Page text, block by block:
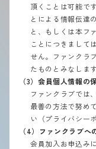
頂くことは可能で
とによる情報伝達
と、もしくは本フ
ことにつきまして
せん。ファンクラ
たものとみなします
（3）会員個人情報の
ファンクラブでは
最善の方法で努め
い（プライバシー
（4）ファンクラブへ
会員加入お申込み